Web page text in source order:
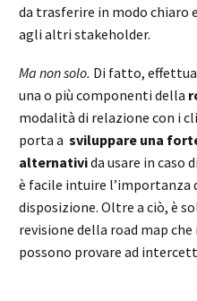
da trasferire in modo chiaro
agli altri stakeholder.
Ma non solo. Di fatto,
una o più componenti della
modalità di relazione con i
porta a sviluppare una
alternativida usare in caso
è facile intuire l’importanza
disposizione. Oltre a ciò, è
revisione della road map
possono provare ad